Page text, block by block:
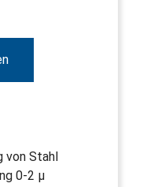
von Stahl
0-2 µ